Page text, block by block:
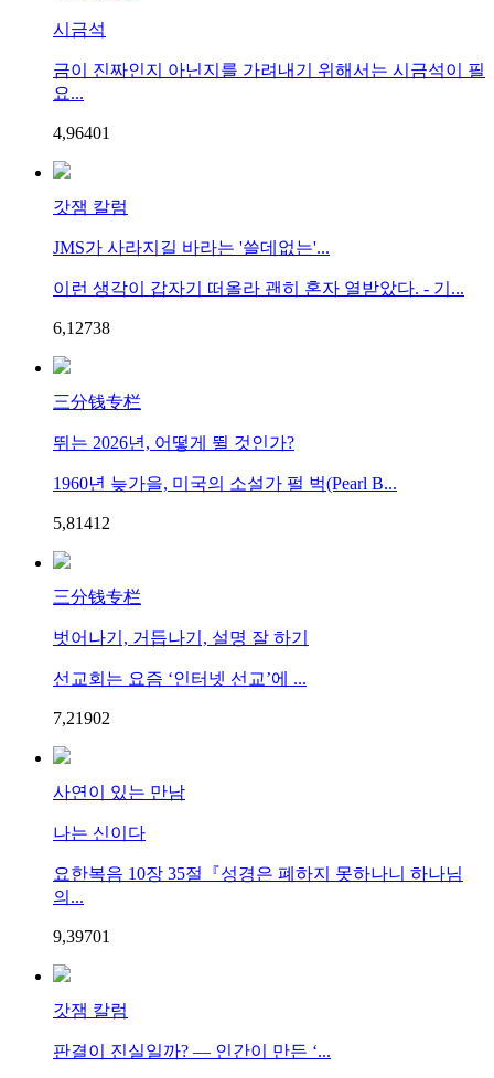
시금석
금이 진짜인지 아닌지를 가려내기 위해서는 시금석이 필
요...
4,96401
갓잼 칼럼
JMS가 사라지길 바라는 '쓸데없는'...
이런 생각이 갑자기 떠올라 괜히 혼자 열받았다. - 기...
6,12738
三分钱专栏
뛰는 2026년, 어떻게 뛸 것인가?
1960년 늦가을, 미국의 소설가 펄 벅(Pearl B...
5,8141 2
三分钱专栏
벗어나기, 거듭나기, 설명 잘 하기
선교회는 요즘 ‘인터넷 선교’에 ...
7,21902
사연이 있는 만남
나는 신이다
요한복음 10장 35절『성경은 폐하지 못하나니 하나님
의...
9,39701
갓잼 칼럼
판결이 진실일까? — 인간이 만든 ‘...